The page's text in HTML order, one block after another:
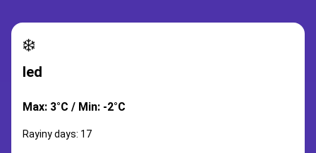
❄️
led
Max: 3°C / Min: -2°C
Rayiny days: 17